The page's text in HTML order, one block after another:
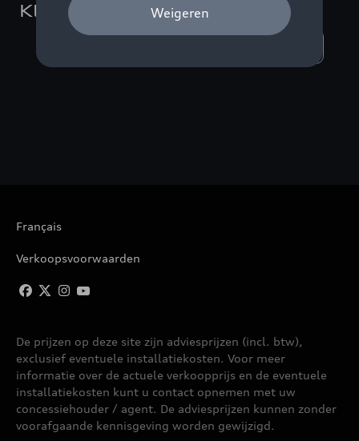
Kleding
Français
Verkoopsvoorwaarden
De prijzen op deze site zijn adviesprijzen (incl. btw),
exclusief eventuele installatiekosten. Voor meer
informatie over de actuele verkoopprijs en de eventuele
installatiekosten kunt u contact opnemen met uw
concessiehouder / agent. De adviesprijzen kunnen zonder
voorafgaande kennisgeving worden gewijzigd.